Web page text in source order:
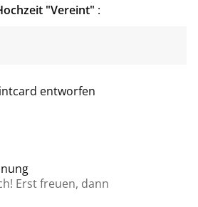
Erst freuen, dann
"Vereint"
entworfen